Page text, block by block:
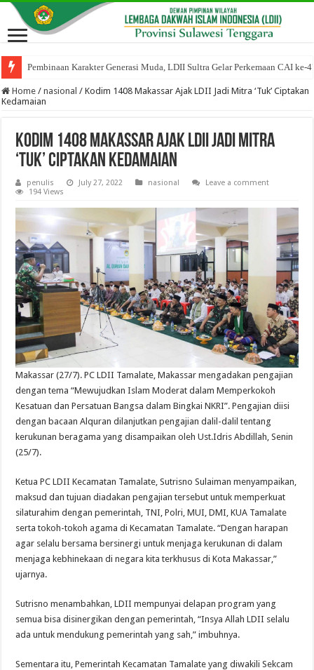
Pembinaan Karakter Generasi Muda, LDII Sultra Gelar Perkemaan CAI ke-
Home / nasional / Kodim 1408 Makassar Ajak LDII Jadi Mitra ‘Tuk’ Ciptakan
Kedamaian
Kodim 1408 Makassar Ajak LDII Jadi Mitra
‘Tuk’ Ciptakan Kedamaian
penulis July 27, 2022 nasional
Leave a comment
194 Views
Makassar (27/7). PC LDII Tamalate, Makassar mengadakan pengajian
dengan tema “Mewujudkan Islam Moderat dalam Memperkokoh
Kesatuan dan Persatuan Bangsa dalam Bingkai NKRI”. Pengajian diisi
dengan bacaan Alquran dilanjutkan pengajian dalil-dalil tentang
kerukunan beragama yang disampaikan oleh Ust.Idris Abdillah, Senin
(25/7).
Ketua PC LDII Kecamatan Tamalate, Sutrisno Sulaiman menyampaikan,
maksud dan tujuan diadakan pengajian tersebut untuk memperkuat
silaturahim dengan pemerintah, TNI, Polri, MUI, DMI, KUA Tamalate
serta tokoh-tokoh agama di Kecamatan Tamalate. “Dengan harapan
agar selalu bersama bersinergi untuk menjaga kerukunan di dalam
menjaga kebhinekaan di negara kita terkhusus di Kota Makassar,”
ujarnya.
Sutrisno menambahkan, LDII mempunyai delapan program yang
semua bisa disinergikan dengan pemerintah, “Insya Allah LDII selalu
ada untuk mendukung pemerintah yang sah,” imbuhnya.
Sementara itu, Pemerintah Kecamatan Tamalate yang diwakili Sekcam